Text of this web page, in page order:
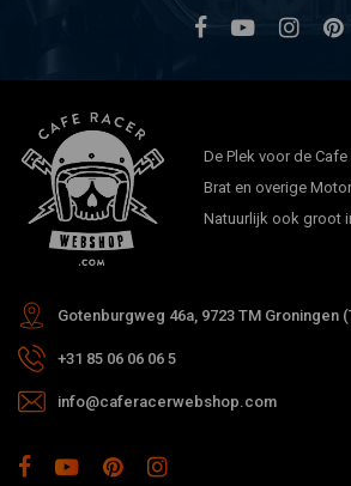
De Plek voor de Cafe
Brat en overige
Natuurlijk ook groot
Gotenburgweg 46a, 9723 TM Groningen
+31 85 06 06 06 5
info@caferacerwebshop.com